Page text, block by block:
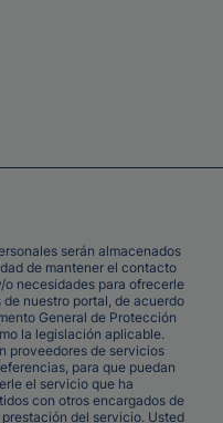
serán almacenados
de mantener el contacto
necesidades para ofrecerle
nuestro portal, de acuerdo
General de Protección
la legislación aplicable.
proveedores de servicios
para que puedan
el servicio que ha
con otros encargados de
del servicio. Usted